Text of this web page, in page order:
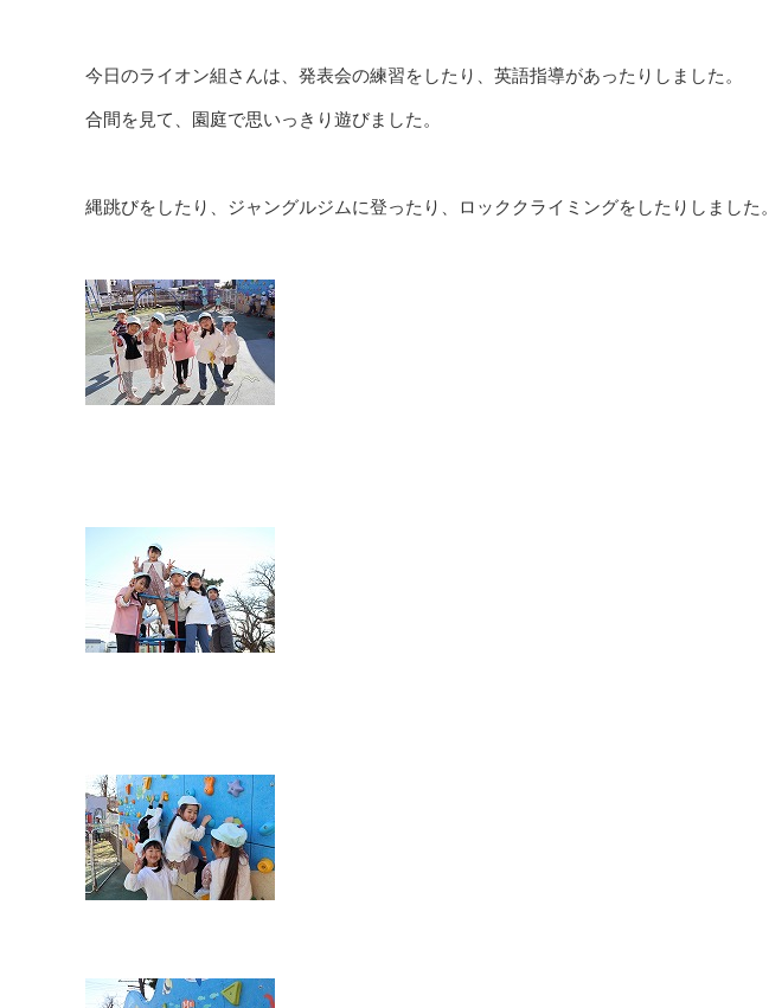
今日のライオン組さんは、発表会の練習をしたり、英語指導があったりしました。
合間を見て、園庭で思いっきり遊びました。
縄跳びをしたり、ジャングルジムに登ったり、ロッククライミングをしたりしました。